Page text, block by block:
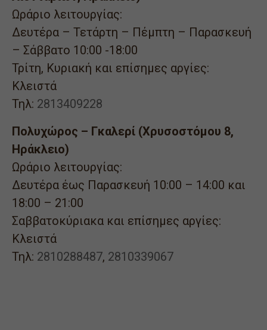
Ωράριο λειτουργίας:
Δευτέρα – Τετάρτη – Πέμπτη – Παρασκευή
– Σάββατο 10:00 -18:00
Τρίτη, Κυριακή και επίσημες αργίες:
Κλειστά
Τηλ: 2813409228
Πολυχώρος – Γκαλερί (Χρυσοστόμου 8,
Ηράκλειο)
Ωράριο λειτουργίας:
Δευτέρα έως Παρασκευή 10:00 – 14:00 και
18:00 – 21:00
Σαββατοκύριακα και επίσημες αργίες:
Κλειστά
Τηλ: 2810288487, 2810339067